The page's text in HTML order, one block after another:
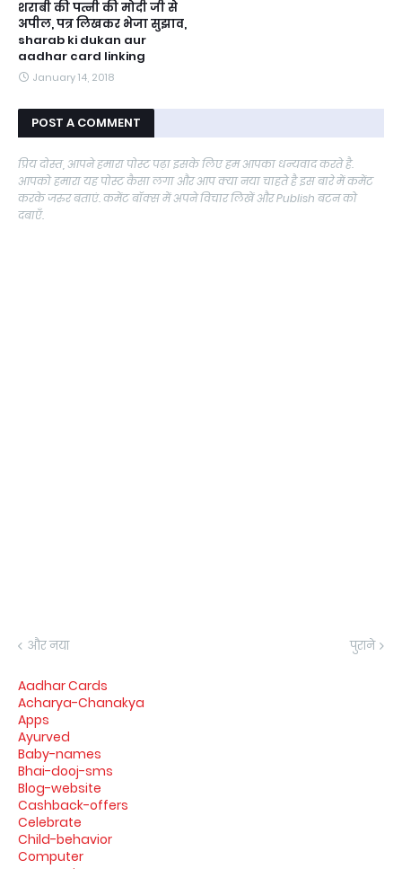
शराबी की पत्नी की मोदी जी से
अपील, पत्र लिखकर भेजा सुझाव,
sharab ki dukan aur
aadhar card linking
January 14, 2018
POST A COMMENT
प्रिय दोस्त, आपने हमारा पोस्ट पढ़ा इसके लिए हम आपका धन्यवाद करते है.
आपको हमारा यह पोस्ट कैसा लगा और आप क्या नया चाहते है इस बारे में कमेंट
करके जरुर बताएं. कमेंट बॉक्स में अपने विचार लिखें और Publish बटन को
दबाएँ.
और नया पुराने
Aadhar Cards
Acharya-Chanakya
Apps
Ayurved
Baby-names
Bhai-dooj-sms
Blog-website
Cashback-offers
Celebrate
Child-behavior
Computer